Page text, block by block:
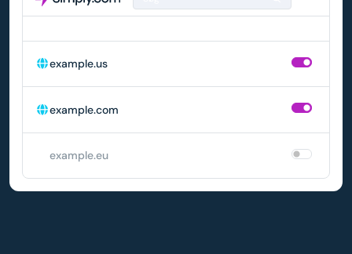
example.us
example.com
example.eu